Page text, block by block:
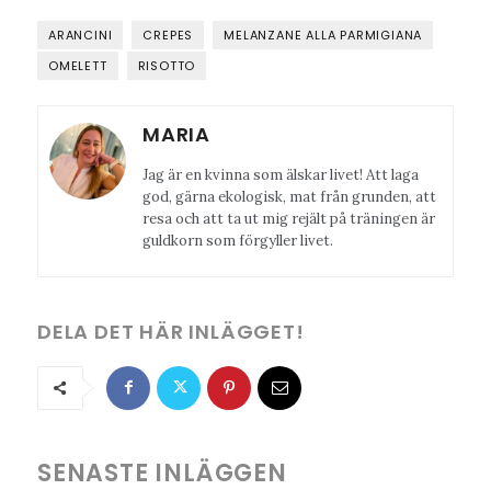
ARANCINI CREPES
MELANZANE ALLA PARMIGIANA
OMELETT
RISOTTO
MARIA
Jag är en kvinna som älskar livet! Att laga
god, gärna ekologisk, mat från grunden, att
resa och att ta ut mig rejält på träningen är
guldkorn som förgyller livet.
DELA DET HÄR INLÄGGET!
SENASTE INLÄGGEN